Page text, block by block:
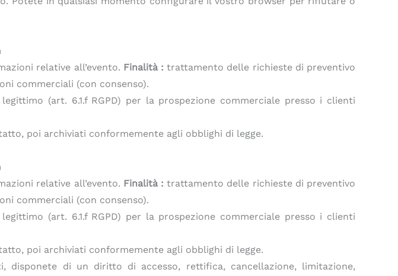
relative all’evento. Finalità : trattamento delle richieste di preventivo
commerciali (con consenso).
(art. 6.1.f RGPD) per la prospezione commerciale presso i clienti
poi archiviati conformemente agli obblighi di legge.
relative all’evento. Finalità : trattamento delle richieste di preventivo
commerciali (con consenso).
(art. 6.1.f RGPD) per la prospezione commerciale presso i clienti
poi archiviati conformemente agli obblighi di legge.
disponete di un diritto di accesso, rettifica, cancellazione, limitazione,